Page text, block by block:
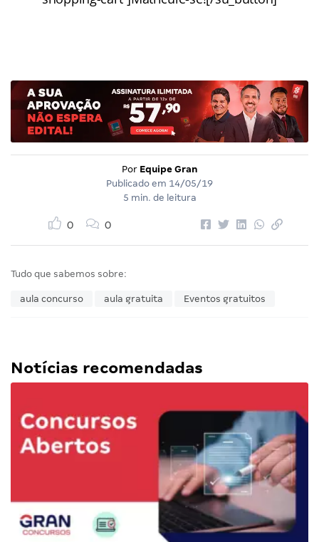
Por Equipe Gran
Publicado em 14/05/19
5 min. de leitura
0 0
Tudo que sabemos sobre:
aula concurso aula gratuita Eventos gratuitos
Notícias recomendadas